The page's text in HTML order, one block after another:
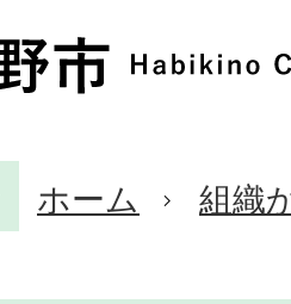
ホーム 組織